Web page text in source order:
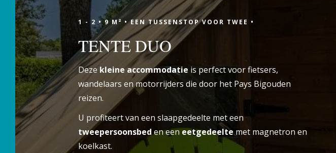
WELKOM ONZE CAMPING
Om Te Boeken
Elk jaar openen Irène, Nicolas en hun twee
kinderen van eind maart tot eind oktober de
deuren van hun kleine paradijsje midden in
de natuur. Om te kamperen, te genieten van
het comfort van een stacaravan of het
ongewone karakter van een eco-lodge te
ontdekken, biedt Camping de Lanven u tal
1 - 2 •9 M² •EEN TUSSENSTOP VOOR TWEE •
TENTE DUO
Deze kleine accommodatie is perfect voor fietsers,
wandelaars en motorrijders die door het Pays Bigouden
reizen.
U profiteert van een slaapgedeelte met een
tweepersoonsbeden een eetgedeeltemet magnetron en
koelkast.